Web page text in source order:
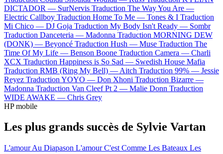
DICTADOR — SurNervis Traduction The Way You Are —
Electric Callboy Traduction Home To Me — Tones & I Traduction
Mi Chico — DJ Goja Traduction My Body Isn't Ready — Sombr
Traduction Danceteria — Madonna Traduction MORNING DEW
(DONK) — Beyoncé Traduction Hush — Muse Traduction The
Time Of My Life — Benson Boone Traduction Camera — Charli
XCX Traduction Happiness is So Sad — Swedish House Mafia
Traduction RMB (Ring My Bell) — Aitch Traduction 99% — Jessie
Reyez Traduction YOYO — Don Xhoni Traduction Bizarre —
Madonna Traduction Van Cleef Pt 2 — Malie Donn Traduction
WIDE AWAKE — Chris Grey
HP mobile
Les plus grands succès de Sylvie Vartan
L'amour Au Diapason L'amour C'est Comme Les Bateaux Les